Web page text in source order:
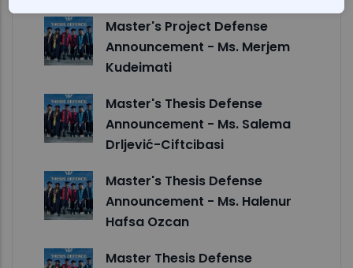
Master's Project Defense
Announcement - Ms. Merjem
Kudeimati
Master's Thesis Defense
Announcement - Ms. Salema
Drljević-Ciftcibasi
Master's Thesis Defense
Announcement - Ms. Halenur
Hafsa Ozcan
Master Thesis Defense